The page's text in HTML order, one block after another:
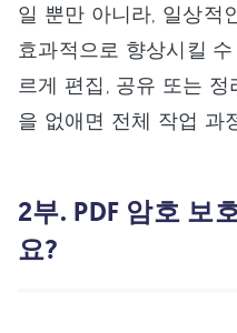
일 뿐만 아니라, 일상적
효과적으로 향상시킬
르게 편집, 공유 또는
을 없애면 전체 작업 과
2부. PDF 암호 보
요?